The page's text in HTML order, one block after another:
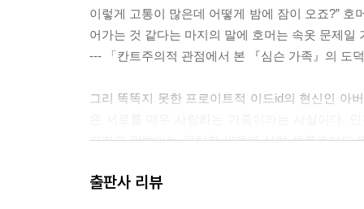
이렇게 고통이 많은데 어떻게 밤에 잠이 오죠?”
어가는 것 같다는 마지의 말에 호머는 속옷 문제
--- 「칸트주의적 관점에서 본 『심슨 가족』의 도
그리 똑똑지 못한 프로이트적 이드id의 현신인 아
그리고 깜빡이는 공허한 세계에 살며 셀룰로이드
--- 「『심슨 가족』과 초아이러니, 그리고 삶의 의
출판사 리뷰